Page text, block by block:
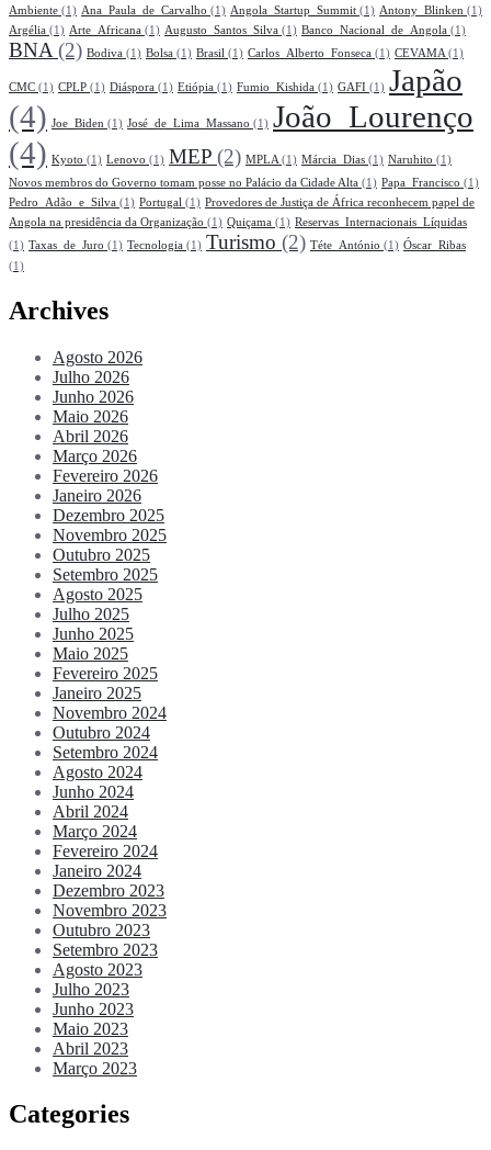
Ambiente (1) Ana_Paula_de_Carvalho (1) Angola_Startup_Summit (1) Antony_Blinken (1)
Argélia (1) Arte_Africana (1) Augusto_Santos_Silva (1) Banco_Nacional_de_Angola (1)
BNA (2) Bodiva (1) Bolsa (1) Brasil (1) Carlos_Alberto_Fonseca (1) CEVAMA (1)
CMC (1) CPLP (1) Diáspora (1) Etiópia (1) Fumio_Kishida (1) GAFI (1) Japão
(4) Joe_Biden (1) José_de_Lima_Massano (1) João_Lourenço
(4) Kyoto (1) Lenovo (1) MEP (2) MPLA (1) Márcia_Dias (1) Naruhito (1)
Novos membros do Governo tomam posse no Palácio da Cidade Alta (1) Papa_Francisco (1)
Pedro_Adão_e_Silva (1) Portugal (1) Provedores de Justiça de África reconhecem papel de
Angola na presidência da Organização (1) Quiçama (1) Reservas_Internacionais_Líquidas
(1) Taxas_de_Juro (1) Tecnologia (1) Turismo (2) Téte_António (1) Óscar_Ribas
(1)
Archives
Agosto 2026
Julho 2026
Junho 2026
Maio 2026
Abril 2026
Março 2026
Fevereiro 2026
Janeiro 2026
Dezembro 2025
Novembro 2025
Outubro 2025
Setembro 2025
Agosto 2025
Julho 2025
Junho 2025
Maio 2025
Fevereiro 2025
Janeiro 2025
Novembro 2024
Outubro 2024
Setembro 2024
Agosto 2024
Junho 2024
Abril 2024
Março 2024
Fevereiro 2024
Janeiro 2024
Dezembro 2023
Novembro 2023
Outubro 2023
Setembro 2023
Agosto 2023
Julho 2023
Junho 2023
Maio 2023
Abril 2023
Março 2023
Categories